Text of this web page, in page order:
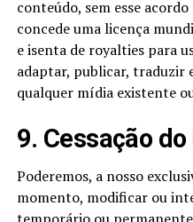
conteúdo, sem esse
concede uma licença
e isenta de royalties para
adaptar, publicar, traduzir
qualquer mídia existente
9. Cessação do
Poderemos, a nosso
momento, modificar ou